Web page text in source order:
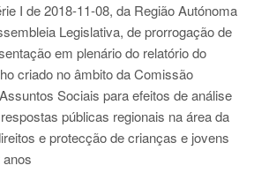
I de 2018-11-08, da Região Autónoma
Legislativa, de prorrogação de
em plenário do relatório do
criado no âmbito da Comissão
Sociais para efeitos de análise
públicas regionais na área da
e protecção de crianças e jovens